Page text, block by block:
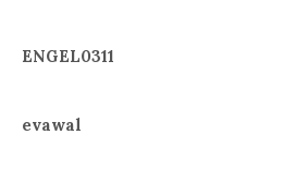
ENGEL0311
evawal